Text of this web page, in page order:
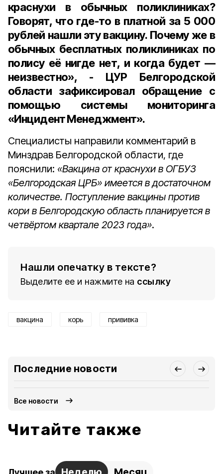
краснухи в обычных поликлиниках?
Говорят, что где-то в платной за 5 000
рублей нашли эту вакцину. Почему же в
обычных бесплатных поликлиниках по
полису её нигде нет, и когда будет —
неизвестно», - ЦУР Белгородской
области зафиксировал обращение с
помощью системы мониторинга
«Инцидент Менеджмент».
Специалисты направили комментарий в
Минздрав Белгородской области, где
пояснили: «Вакцина от краснухи в ОГБУЗ
«Белгородская ЦРБ» имеется в достаточном
количестве. Поступление вакцины против
кори в Белгородскую область планируется в
четвёртом квартале 2023 года».
Нашли опечатку в тексте?
Выделите ее и нажмите на ссылку
вакцина корь прививка
Последние новости
Все новости
Читайте также